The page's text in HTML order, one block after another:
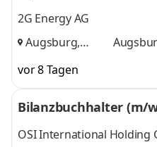
unkt MWM/Jenbacher
2G Energy AG
Augsburg,
vor 8 Tagen
Bilanzbuchhalter (m/
OSI International Holding